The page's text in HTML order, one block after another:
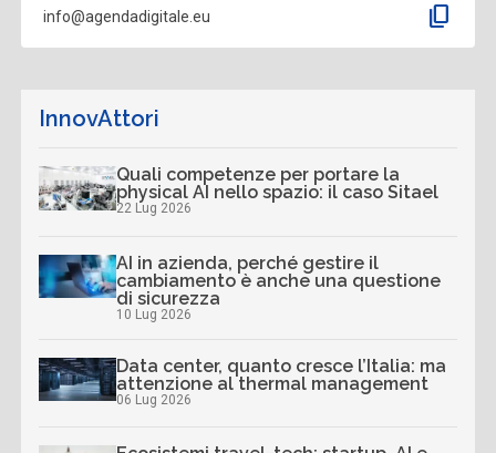
info@agendadigitale.eu content_copy
InnovAttori
Quali competenze per portare la
physical AI nello spazio: il caso Sitael
22 Lug 2026
AI in azienda, perché gestire il
cambiamento è anche una questione
di sicurezza
10 Lug 2026
Data center, quanto cresce l’Italia: ma
attenzione al thermal management
06 Lug 2026